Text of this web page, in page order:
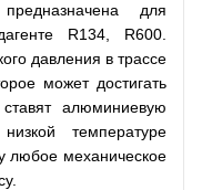
для
R134, R600.
давления в трассе
может достигать
алюминиевую
температуре
любое механическое